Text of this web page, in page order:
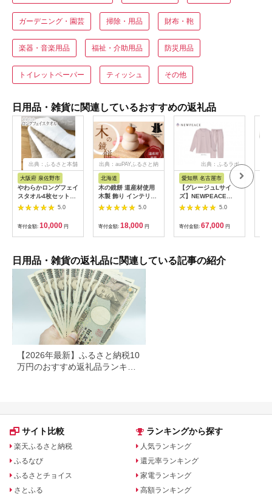
ガーデニング・園芸 掃除・用品 財布・鞄
楽器・音楽用品 福祉・介助用品 防災用品
トイレットペーパー ティッシュ その他
日用品・雑貨に関連しているおすすめの返礼品
出典：ふるさと本舗
大阪府 泉佐野市
やわらかロングフェイ
スタオル4枚セットB
G4567
5.0
寄付金額: 10,000 円
出典：auPAYふるさと納
北海道
木の鏡餅 道産材使用
木製 飾り インテリア
HOKKAIDO WOOD
木製 鏡餅 正月飾り イ
ンテリア 日本製 北海
道 道産材 木工 雑貨
縁起物 ギフト おしゃ
5.0
寄付金額: 18,000 円
出典：ふるラボ
愛知県 名古屋市
【グレージュLサイ
ズ】NEWPEACE
Recovery Wear
Sleep Set Long
5.0
寄付金額: 67,000 円
日用品・雑貨の返礼品に関連している記事の紹介
【2026年最新】ふるさと納税10
万円のおすすめ返礼品ランキン
サイト比較
楽天ふるさと納税
ふるなび
ふるさとチョイス
さとふる
ランキングから探す
人気ランキング
還元率ランキング
家電ランキング
高額ランキング